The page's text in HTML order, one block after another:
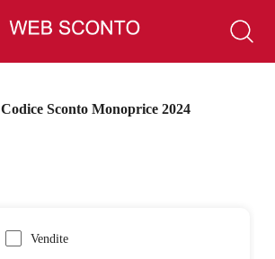
Codice Sconto Monoprice 2024
Vendite